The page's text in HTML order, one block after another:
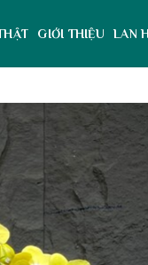
GIỚI THIỆU LAN